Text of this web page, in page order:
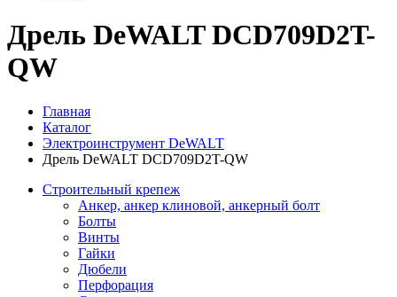
Дрель DeWALT DCD709D2T-
QW
Главная
Каталог
Электроинструмент DeWALT
Дрель DeWALT DCD709D2T-QW
Строительный крепеж
Анкер, анкер клиновой, анкерный болт
Болты
Винты
Гайки
Дюбели
Перфорация